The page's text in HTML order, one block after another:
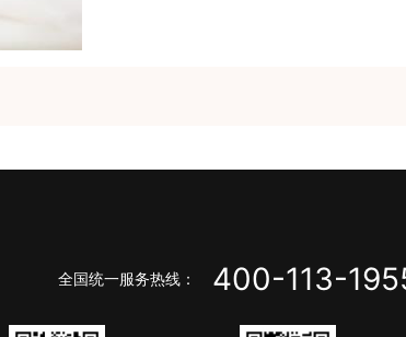
全国统一服务热线： 400-113-